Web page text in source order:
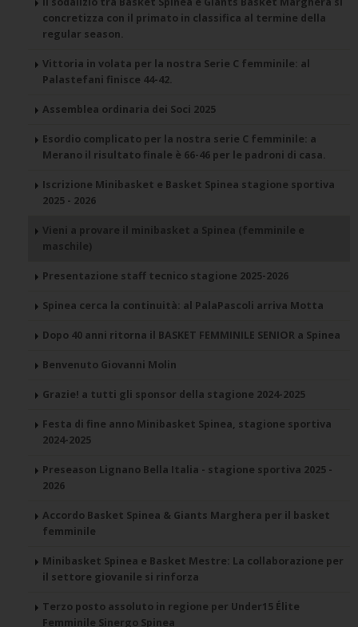
concretizza con il primato in classifica al termine della
regular season.
Vittoria in volata per la nostra Serie C femminile: al
Palastefani finisce 44-42.
Assemblea ordinaria dei Soci 2025
Esordio complicato per la nostra serie C femminile: a
Merano il risultato finale è 66-46 per le padroni di casa.
Iscrizione Minibasket e Basket Spinea stagione sportiva
2025 - 2026
Vieni a provare il minibasket a Spinea (femminile e
maschile)
Presentazione staff tecnico stagione 2025-2026
Spinea cerca la continuità: al PalaPascoli arriva Motta
Dopo 40 anni ritorna il BASKET FEMMINILE SENIOR a Spinea
Benvenuto Giovanni Molin
Grazie! a tutti gli sponsor della stagione 2024-2025
Festa di fine anno Minibasket Spinea, stagione sportiva
2024-2025
Preseason Lignano Bella Italia - stagione sportiva 2025 -
2026
Accordo Basket Spinea & Giants Marghera per il basket
femminile
Minibasket Spinea e Basket Mestre: La collaborazione per
il settore giovanile si rinforza
Terzo posto assoluto in regione per Under15 Élite
Femminile Sinergo Spinea